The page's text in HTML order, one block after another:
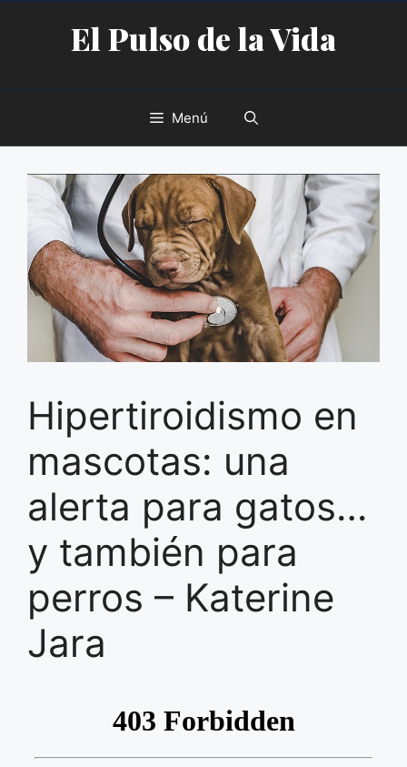
contenidoEl Pulso de la Vida
Menú
Hipertiroidismo en
mascotas: una
alerta para gatos…
y también para
perros – Katerine
Jara